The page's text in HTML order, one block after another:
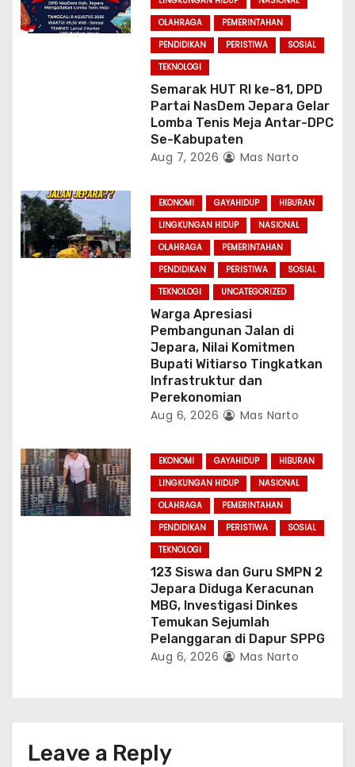
o
OLAHRAGA
PEMERINTAHAN
PENDIDIKAN
PERISTIWA
SOSIAL
TEKNOLOGI
Semarak HUT RI ke-81, DPD
Partai NasDem Jepara Gelar
Lomba Tenis Meja Antar-DPC
Se-Kabupaten
Aug 7, 2026 Mas Narto
EKONOMI GAYAHIDUP
HIBURAN
LINGKUNGAN HIDUP
NASIONAL
OLAHRAGA
PEMERINTAHAN
PENDIDIKAN
PERISTIWA
SOSIAL
TEKNOLOGI
UNCATEGORIZED
Warga Apresiasi
Pembangunan Jalan di
Jepara, Nilai Komitmen
Bupati Witiarso Tingkatkan
Infrastruktur dan
Perekonomian
Aug 6, 2026 Mas Narto
EKONOMI GAYAHIDUP
HIBURAN
LINGKUNGAN HIDUP
NASIONAL
OLAHRAGA
PEMERINTAHAN
PENDIDIKAN
PERISTIWA
SOSIAL
TEKNOLOGI
123 Siswa dan Guru SMPN 2
Jepara Diduga Keracunan
MBG, Investigasi Dinkes
Temukan Sejumlah
Pelanggaran di Dapur SPPG
Aug 6, 2026 Mas Narto
Leave a Reply